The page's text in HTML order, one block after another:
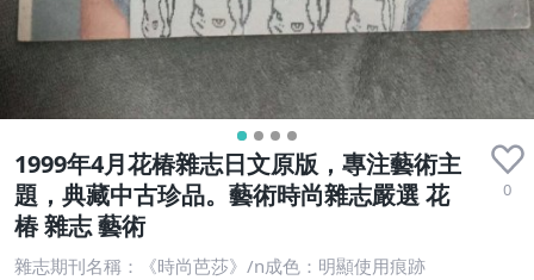
1999年4月花椿雜志日文原版，專注藝術主
題，典藏中古珍品。藝術時尚雜志嚴選 花
椿 雜志 藝術
0
雜志期刊名稱：《時尚芭莎》/n成色：明顯使用痕跡